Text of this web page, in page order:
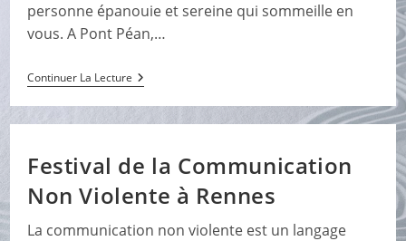
personne épanouie et sereine qui sommeille en
vous. A Pont Péan,…
Continuer La LectureNouveau
:
Ateliers
De
À
Pont
Péan
Festival de la Communication
Non Violente à Rennes
La communication non violente est un langage